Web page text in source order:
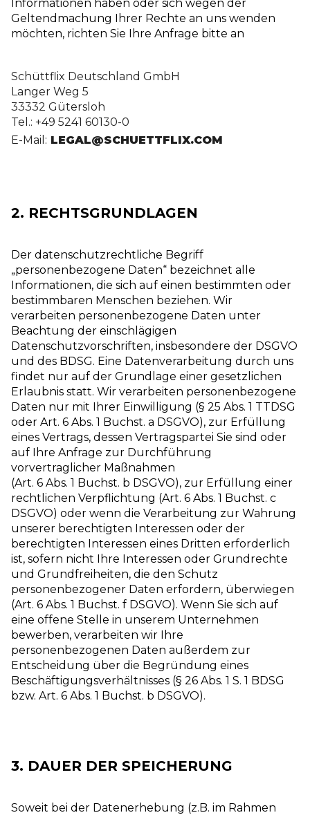
Informationen haben oder sich wegen der
Geltendmachung Ihrer Rechte an uns wenden
möchten, richten Sie Ihre Anfrage bitte an
Schüttflix Deutschland GmbH
Langer Weg 5
33332 Gütersloh
Tel.: +49 5241 60130-0
E-Mail: LEGAL@SCHUETTFLIX.COM
2. RECHTSGRUNDLAGEN
Der datenschutzrechtliche Begriff
„personenbezogene Daten“ bezeichnet alle
Informationen, die sich auf einen bestimmten oder
bestimmbaren Menschen beziehen. Wir
verarbeiten personenbezogene Daten unter
Beachtung der einschlägigen
Datenschutzvorschriften, insbesondere der DSGVO
und des BDSG. Eine Datenverarbeitung durch uns
findet nur auf der Grundlage einer gesetzlichen
Erlaubnis statt. Wir verarbeiten personenbezogene
Daten nur mit Ihrer Einwilligung (§ 25 Abs. 1 TTDSG
oder Art. 6 Abs. 1 Buchst. a DSGVO), zur Erfüllung
eines Vertrags, dessen Vertragspartei Sie sind oder
auf Ihre Anfrage zur Durchführung
vorvertraglicher Maßnahmen
(Art. 6 Abs. 1 Buchst. b DSGVO), zur Erfüllung einer
rechtlichen Verpflichtung (Art. 6 Abs. 1 Buchst. c
DSGVO) oder wenn die Verarbeitung zur Wahrung
unserer berechtigten Interessen oder der
berechtigten Interessen eines Dritten erforderlich
ist, sofern nicht Ihre Interessen oder Grundrechte
und Grundfreiheiten, die den Schutz
personenbezogener Daten erfordern, überwiegen
(Art. 6 Abs. 1 Buchst. f DSGVO). Wenn Sie sich auf
eine offene Stelle in unserem Unternehmen
bewerben, verarbeiten wir Ihre
personenbezogenen Daten außerdem zur
Entscheidung über die Begründung eines
Beschäftigungsverhältnisses (§ 26 Abs. 1 S. 1 BDSG
bzw. Art. 6 Abs. 1 Buchst. b DSGVO).
3. DAUER DER SPEICHERUNG
Soweit bei der Datenerhebung (z.B. im Rahmen